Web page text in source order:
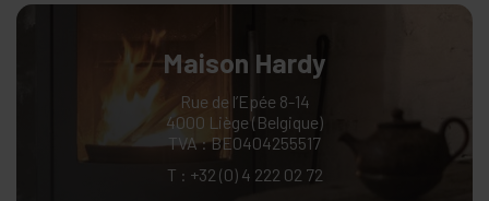
Maison Hardy
Rue de l’Epée 8-14
4000 Liège (Belgique)
TVA : BE0404255517
T : +32 (0) 4 222 02 72